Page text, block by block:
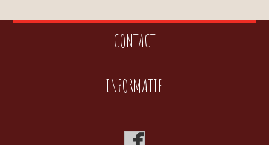
CONTACT
INFORMATIE